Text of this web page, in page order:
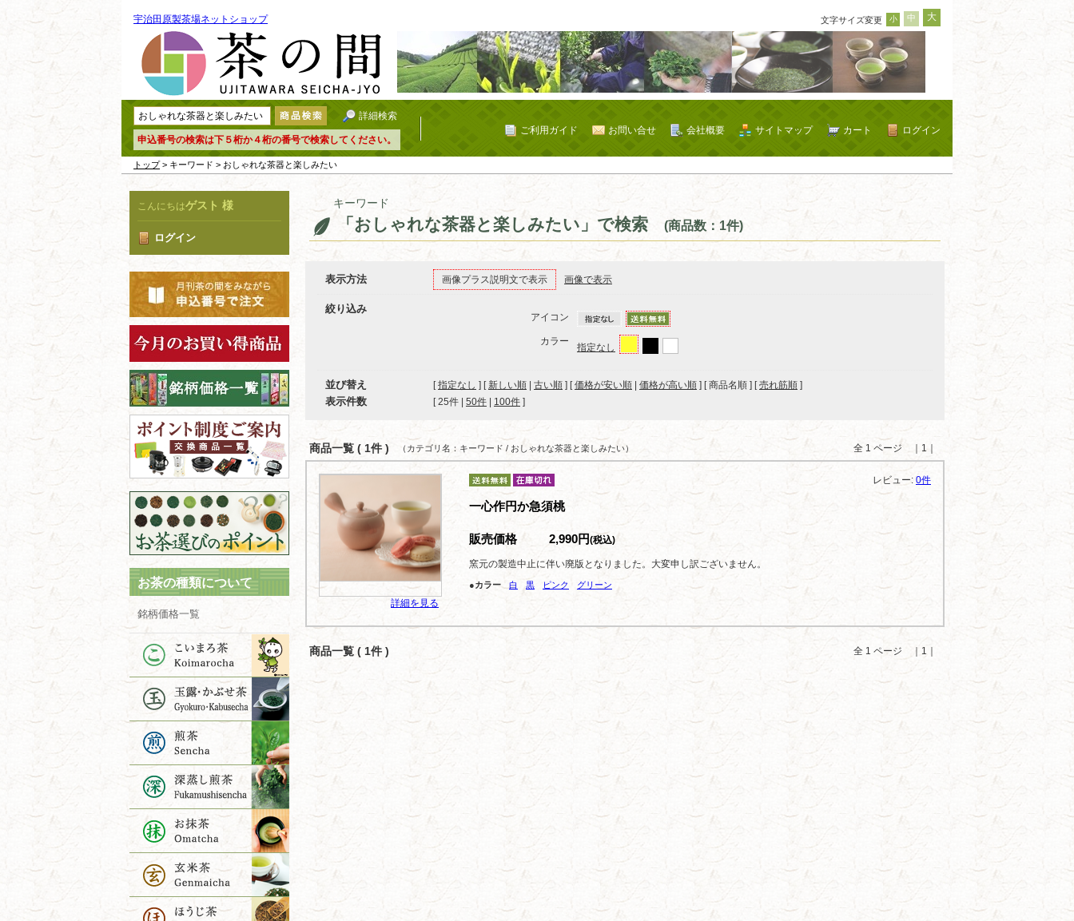
宇治田原製茶場ネットショップ 文字サイズ変更 小 中 大
詳細検索
申込番号の検索は下５桁か４桁の番号で検索してください。
ログイン
カート
サイトマップ
会社概要
お問い合せ
ご利用ガイド
トップ> キーワード > おしゃれな茶器と楽しみたい
こんにちはゲスト 様
ログイン
お茶の種類について
銘柄価格一覧
キーワード
「おしゃれな茶器と楽しみたい」で検索 (商品数：1件)
表示方法 画像プラス説明文で表示 画像で表示
絞り込み
アイコン
カラー
指定なし
並び替え [指定なし ] [ 新しい順 古い順 ] [価格が安い順 価格が高い順 ] [ 商品名順 ] [売れ筋順 ]
表示件数 [ 25件 50件 100件 ]
商品一覧 ( 1件 ) 全 1 ページ ｜1｜
（カテゴリ名：キーワード / おしゃれな茶器と楽しみたい）
詳細を見る
レビュー: 0件
一心作円か急須桃
販売価格 2,990円(税込)
窯元の製造中止に伴い廃版となりました。大変申し訳ございません。
●カラー 白 黒 ピンク グリーン
商品一覧 ( 1件 ) 全 1 ページ ｜1｜